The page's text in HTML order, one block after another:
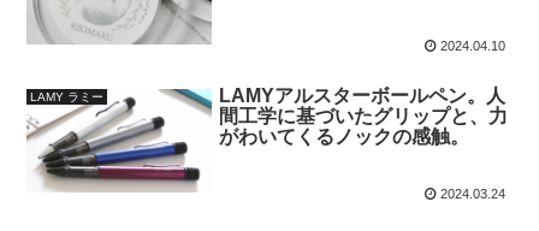
2024.04.10
LAMY ラミー
LAMYアルスターボールペン。人
間工学に基づいたグリップと、力
がわいてくるノックの感触。
2024.03.24